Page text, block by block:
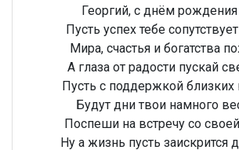
Георгий, с днём рождения
Пусть успех тебе
Мира, счастья и богатства
А глаза от радости пускай
Пусть с поддержкой близких
Будут дни твои намного
Поспеши на встречу со
Ну а жизнь пусть заискрится